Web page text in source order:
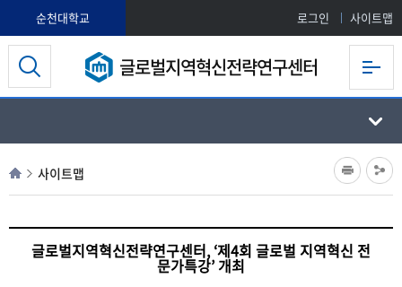
순천대학교 로그인 사이트맵
글로벌지역혁신전략연구센터
사이트맵
글로벌지역혁신전략연구센터, ‘제4회 글로벌 지역혁신 전
문가특강’ 개최